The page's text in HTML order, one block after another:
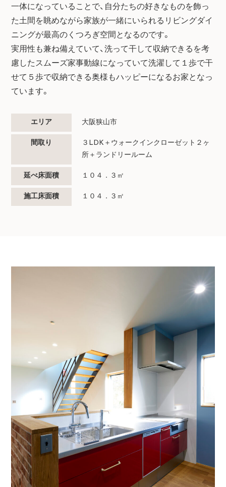
一体になっていることで、自分たちの好きなものを飾っ
た土間を眺めながら家族が一緒にいられるリビングダイ
ニングが最高のくつろぎ空間となるのです。
実用性も兼ね備えていて、洗って干して収納できるを考
慮したスムーズ家事動線になっていて洗濯して１歩で干
せて５歩で収納できる奥様もハッピーになるお家となっ
ています。
エリア 大阪狭山市
間取り
３LDK＋ウォークインクローゼット２ヶ
所＋ランドリールーム
延べ床面積 １０４．３㎡
施工床面積 １０４．３㎡